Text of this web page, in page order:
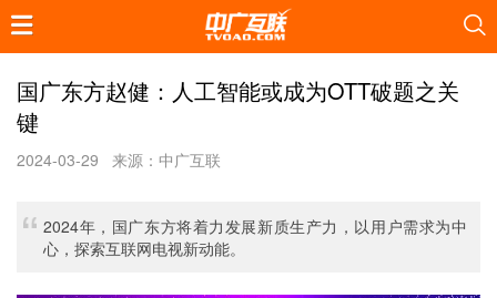
国广东方赵健：人工智能或成为OTT破题之关
键
2024-03-29 来源：中广互联
2024年，国广东方将着力发展新质生产力，以用户需求为中
心，探索互联网电视新动能。